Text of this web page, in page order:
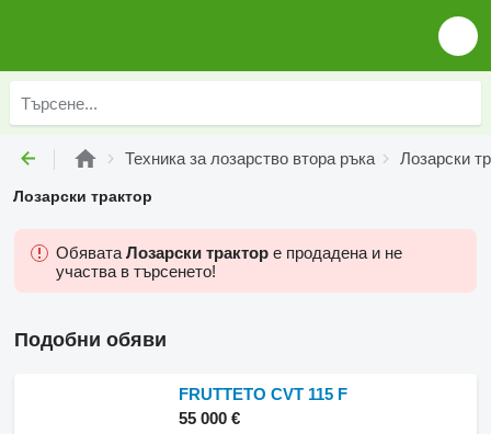
Техника за лозарство втора ръка Лозарски
Лозарски трактор
Обявата Лозарски трактор е продадена и не
участва в търсенето!
Подобни обяви
FRUTTETO CVT 115 F
55 000 €